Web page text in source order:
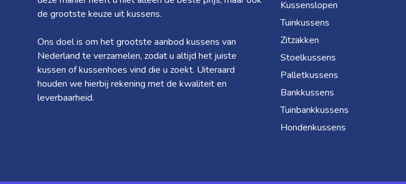
de grootste keuze uit kussens.
Ons doel is om het grootste aanbod kussens van
Nederland te verzamelen, zodat u altijd het juiste
kussen of kussenhoes vind die u zoekt. Uiteraard
houden we hierbij rekening met de kwaliteit en
leverbaarheid.
Kussenslopen
Tuinkussens
Zitzakken
Stoelkussens
Palletkussens
Bankkussens
Tuinbankkussens
Hondenkussens